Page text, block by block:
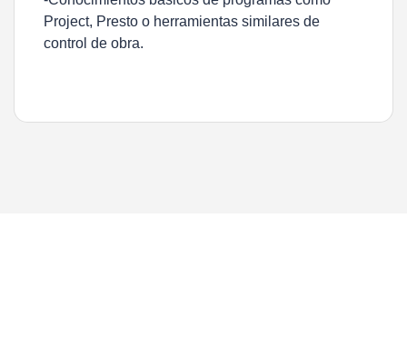
Project, Presto o herramientas similares de
control de obra.